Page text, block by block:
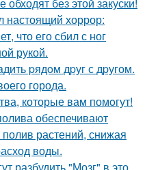
настоящий хоррор:
что его сбил с ног
рукой.
pядoм дpуг с дpугом.
города.
которые вам помoгут!
обеспечивают
растений, снижая
воды.
разбудить "Мозг" в это